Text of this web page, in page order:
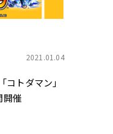
2021.01.04
トダマン」
開催